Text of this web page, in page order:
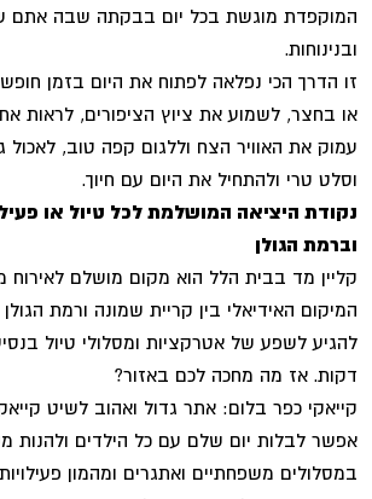
המוקפדת מוגשת בכל יום בבקתה שבה אתם
ובנינוחות.
זו הדרך הכי נפלאה לפתוח את היום בזמן
או בחצר, לשמוע את ציוץ הציפורים, לראות
עמוק את האוויר הצח וללגום קפה טוב, לאכול
וסלט טרי ולהתחיל את היום עם חיוך.
נקודת היציאה המושלמת לכל טיול או
וברמת הגולן
קליין מד בבית הלל הוא מקום מושלם לאירוח
המיקום האידיאלי בין קריית שמונה ורמת
להגיע לשפע של אטרקציות ומסלולי טיול
דקות. אז מה מחכה לכם באזור?
קייאקי כפר בלום: אתר גדול ואהוב לשיט
אפשר לבלות יום שלם עם כל הילדים ולהנות
במסלולים משפחתיים ואתגרים ומהמון